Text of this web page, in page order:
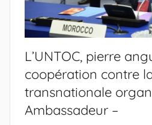
L’UNTOC, pierre
coopération contre
transnationale
Ambassadeur –